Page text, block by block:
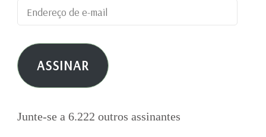
Endereço
de
e-
mail ASSINAR
Junte-se a 6.222 outros assinantes